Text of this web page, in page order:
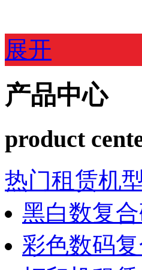
展开
产品中心
product
热门租赁机型
黑白数复
彩色数码